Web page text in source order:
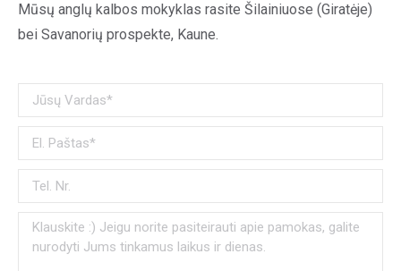
Mūsų anglų kalbos mokyklas rasite Šilainiuose (Giratėje)
bei Savanorių prospekte, Kaune.